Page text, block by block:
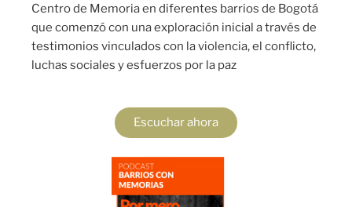
Centro de Memoria en diferentes barrios de Bogotá
que comenzó con una exploración inicial a través de
testimonios vinculados con la violencia, el conflicto,
luchas sociales y esfuerzos por la paz
Escuchar ahora